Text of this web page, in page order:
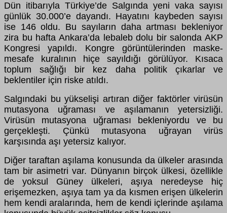
Dün itibarıyla Türkiye’de Salgında yeni vaka sayısı
günlük 30.000’e dayandı. Hayatını kaybeden sayısı
ise 146 oldu. Bu sayıların daha artması bekleniyor
zira bu hafta Ankara’da lebaleb dolu bir salonda AKP
Kongresi yapıldı. Kongre görüntülerinden maske-
mesafe kuralının hiçe sayıldığı görülüyor. Kısaca
toplum sağlığı bir kez daha politik çıkarlar ve
beklentiler için riske atıldı.
Salgındaki bu yükselişi artıran diğer faktörler virüsün
mutasyona uğraması ve aşılamanın yetersizliği.
Virüsün mutasyona uğraması bekleniyordu ve bu
gerçekleşti. Çünkü mutasyona uğrayan virüs
karşısında aşı yetersiz kalıyor.
Diğer taraftan aşılama konusunda da ülkeler arasında
tam bir asimetri var. Dünyanın birçok ülkesi, özellikle
de yoksul Güney ülkeleri, aşıya neredeyse hiç
erişemezken, aşıya tam ya da kısmen erişen ülkelerin
hem kendi aralarında, hem de kendi içlerinde aşılama